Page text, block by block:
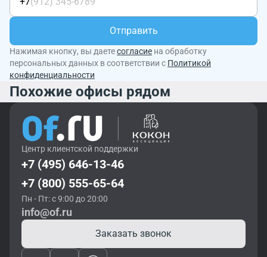
Отправить
Нажимая кнопку, вы даетесогласие на обработку
персональных данных в соответствии с Политикой
конфиденциальности
Похожие офисы рядом
Центр клиентской поддержки
+7 (495) 646-13-46
+7 (800) 555-65-64
Пн - Пт: с 9:00 до 20:00
info@of.ru
Заказать звонок